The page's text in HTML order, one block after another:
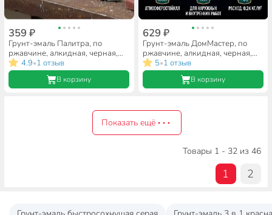
359 ₽
Грунт-эмаль Палитра, по
ржавчине, алкидная, черная,
0.9 кг
4.9•1 отзыв
В корзину
629 ₽
Грунт-эмаль ДомМастер, по
ржавчине, алкидная, черная,
1.9 кг
5•1 отзыв
В корзину
Показать ещё
Товары 1 - 32 из 46
1 2